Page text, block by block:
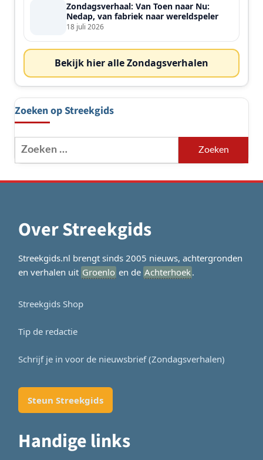
Zondagsverhaal: Van Toen naar Nu:
Nedap, van fabriek naar wereldspeler
18 juli 2026
Bekijk hier alle Zondagsverhalen
Zoeken op Streekgids
Zoeken
naar:
Over Streekgids
Streekgids.nl brengt sinds 2005 nieuws, achtergronden
en verhalen uit Groenlo en de Achterhoek.
Streekgids Shop
Tip de redactie
Schrijf je in voor de nieuwsbrief (Zondagsverhalen)
Steun Streekgids
Handige links